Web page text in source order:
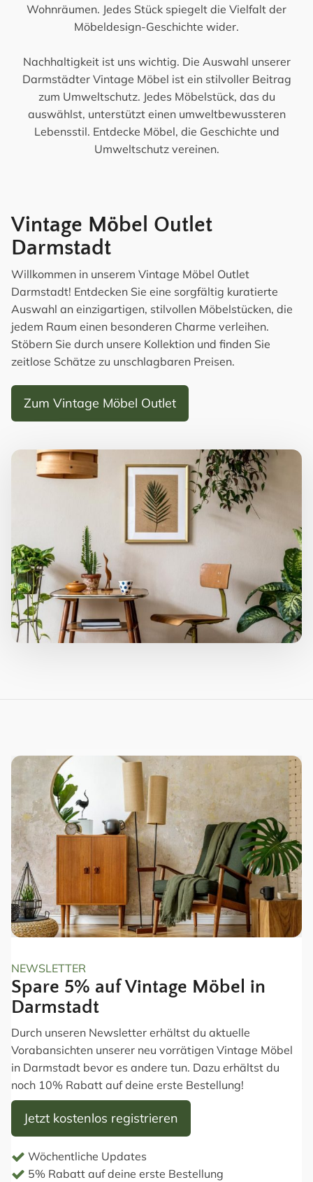
Wohnräumen. Jedes Stück spiegelt die Vielfalt der
Möbeldesign-Geschichte wider.
Nachhaltigkeit ist uns wichtig. Die Auswahl unserer
Darmstädter Vintage Möbel ist ein stilvoller Beitrag
zum Umweltschutz. Jedes Möbelstück, das du
auswählst, unterstützt einen umweltbewussteren
Lebensstil. Entdecke Möbel, die Geschichte und
Umweltschutz vereinen.
Vintage Möbel Outlet
Darmstadt
Willkommen in unserem Vintage Möbel Outlet
Darmstadt! Entdecken Sie eine sorgfältig kuratierte
Auswahl an einzigartigen, stilvollen Möbelstücken, die
jedem Raum einen besonderen Charme verleihen.
Stöbern Sie durch unsere Kollektion und finden Sie
zeitlose Schätze zu unschlagbaren Preisen.
Zum Vintage Möbel Outlet
NEWSLETTER
Spare 5% auf Vintage Möbel in
Darmstadt
Durch unseren Newsletter erhältst du aktuelle
Vorabansichten unserer neu vorrätigen Vintage Möbel
in Darmstadt bevor es andere tun. Dazu erhältst du
noch 10% Rabatt auf deine erste Bestellung!
Jetzt kostenlos registrieren
Wöchentliche Updates
5% Rabatt auf deine erste Bestellung